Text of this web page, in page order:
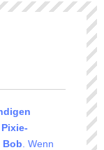
Pixie-
Bob . Wenn